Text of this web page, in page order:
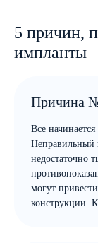
5 причин,
импланты
Причина
Все
Неправильный
недостаточно
могут
конструкции.